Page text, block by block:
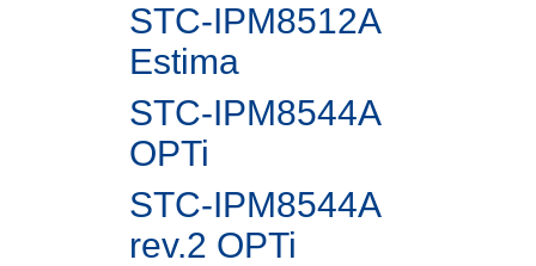
STC-IPM8512A
Estima
STC-IPM8544A
OPTi
STC-IPM8544A
rev.2 OPTi